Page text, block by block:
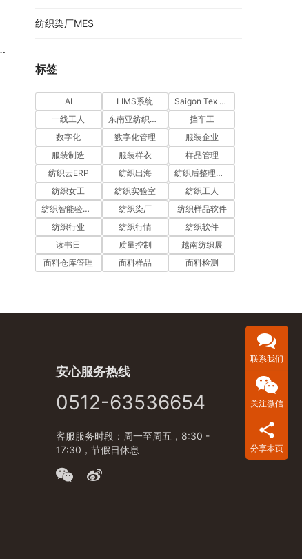
纺织染厂MES
标签
AI LIMS系统
Saigon Tex 2026
一线工人
东南亚纺织市场
挡车工
数字化
数字化管理
服装企业
服装制造
服装样衣
样品管理
纺织云ERP
纺织出海
纺织后整理软件
纺织女工
纺织实验室
纺织工人
纺织智能验布机系统
纺织染厂
纺织样品软件
纺织行业
纺织行情
纺织软件
读书日
质量控制
越南纺织展
面料仓库管理
面料样品 面料检测
安心服务热线
0512-63536654
客服服务时段：周一至周五，8:30 -
17:30，节假日休息
联系我们
关注微信
分享本页